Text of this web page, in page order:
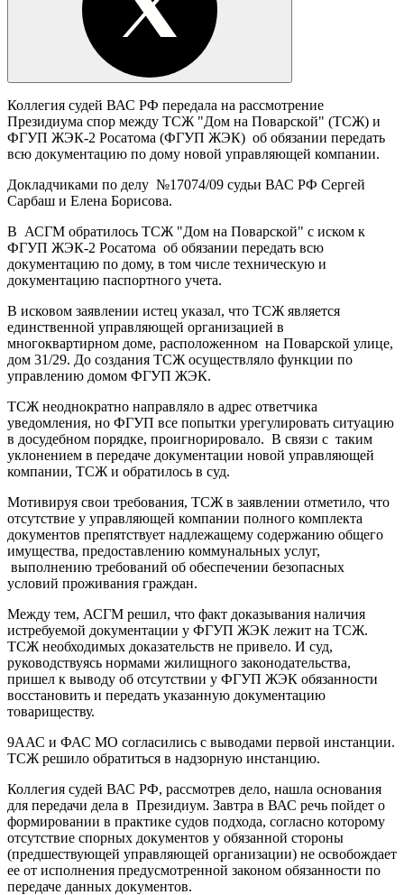
Коллегия судей ВАС РФ передала на рассмотрение
Президиума спор между ТСЖ "Дом на Поварской" (ТСЖ) и
ФГУП ЖЭК-2 Росатома (ФГУП ЖЭК) об обязании передать
всю документацию по дому новой управляющей компании.
Докладчиками по делу №17074/09 судьи ВАС РФ Сергей
Сарбаш и Елена Борисова.
В АСГМ обратилось ТСЖ "Дом на Поварской" с иском к
ФГУП ЖЭК-2 Росатома об обязании передать всю
документацию по дому, в том числе техническую и
документацию паспортного учета.
В исковом заявлении истец указал, что ТСЖ является
единственной управляющей организацией в
многоквартирном доме, расположенном на Поварской улице,
дом 31/29. До создания ТСЖ осуществляло функции по
управлению домом ФГУП ЖЭК.
ТСЖ неоднократно направляло в адрес ответчика
уведомления, но ФГУП все попытки урегулировать ситуацию
в досудебном порядке, проигнорировало. В связи с таким
уклонением в передаче документации новой управляющей
компании, ТСЖ и обратилось в суд.
Мотивируя свои требования, ТСЖ в заявлении отметило, что
отсутствие у управляющей компании полного комплекта
документов препятствует надлежащему содержанию общего
имущества, предоставлению коммунальных услуг,
выполнению требований об обеспечении безопасных
условий проживания граждан.
Между тем, АСГМ решил, что факт доказывания наличия
истребуемой документации у ФГУП ЖЭК лежит на ТСЖ.
ТСЖ необходимых доказательств не привело. И суд,
руководствуясь нормами жилищного законодательства,
пришел к выводу об отсутствии у ФГУП ЖЭК обязанности
восстановить и передать указанную документацию
товариществу.
9ААС и ФАС МО согласились с выводами первой инстанции.
ТСЖ решило обратиться в надзорную инстанцию.
Коллегия судей ВАС РФ, рассмотрев дело, нашла основания
для передачи дела в Президиум. Завтра в ВАС речь пойдет о
формировании в практике судов подхода, согласно которому
отсутствие спорных документов у обязанной стороны
(предшествующей управляющей организации) не освобождает
ее от исполнения предусмотренной законом обязанности по
передаче данных документов.